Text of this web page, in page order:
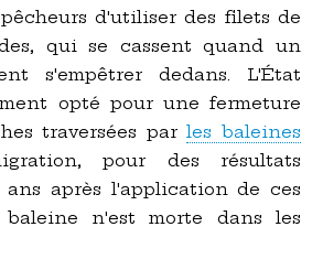
d'utiliser des filets de
qui se cassent quand un
s'empêtrer dedans. L'État
opté pour une fermeture
traversées parles baleines
pour des résultats
après l'application de ces
baleine n'est morte dans les